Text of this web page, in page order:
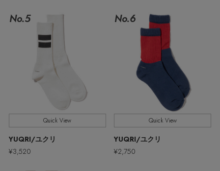
ルームウェア
ボディバッグ・ウェストポーチ
クラッチバッグ
スーツケース
スマートフォンケース・タブレットケース
アイウェア
グローブ
レッグウェア
コサージュ・ブローチ
アンクレット
チャーム
ウェア
バッグ・小物
水着・スイムウェア
CONTENTS
特集一覧
NEW IN BRAND
BRAND NEWS
No.5
Quick View
YUQRI/ユクリ
¥3,520
No.6
Quick View
YUQRI/ユクリ
¥2,750